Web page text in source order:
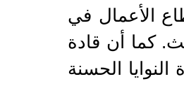
الأعمال في
كما أن قادة
الحسنة